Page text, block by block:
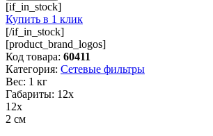
[if_in_stock]
Купить в 1 клик
[/if_in_stock]
[product_brand_logos]
Код товара: 60411
Категория: Сетевые фильтры
Вес: 1 кг
Габариты: 12х
12х
2 см